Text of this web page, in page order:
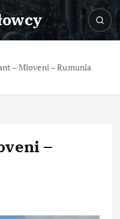
– Mioveni – Rumunia
–